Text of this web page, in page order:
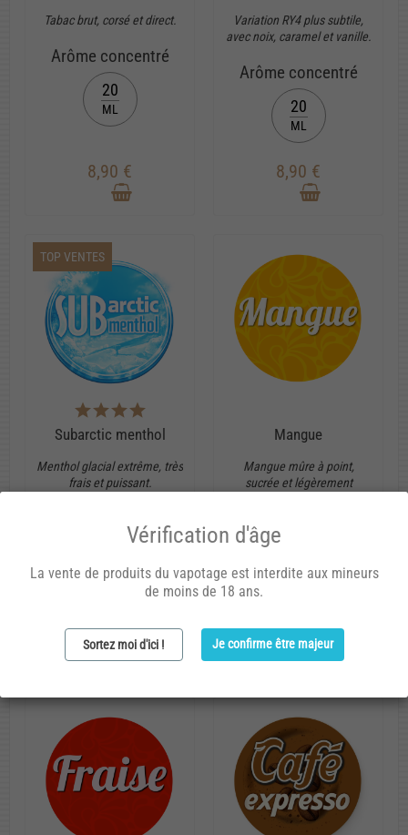
Tabac brut, corsé et direct.
Arôme concentré
20
ML
8,90 €
Variation RY4 plus subtile,
avec noix, caramel et vanille.
Arôme concentré
20
ML
8,90 €
TOP VENTES
Subarctic menthol
Menthol glacial extrême, très
frais et puissant.
ML
7,90 €
Mangue
Mangue mûre à point,
sucrée et légèrement
Arôme concentré
20
6,20 €
Vérification d'âge
La vente de produits du vapotage est interdite aux mineurs
de moins de 18 ans.
Sortez moi d'ici ! Je confirme être majeur